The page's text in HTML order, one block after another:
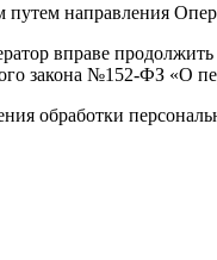
направления
вправе
закона №152-ФЗ «О
обработки